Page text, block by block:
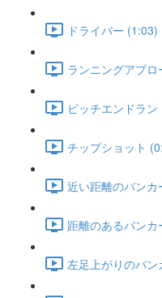
ドライバー (1:03)
ランニングアプ
ピッチエンドラン
チップショット
近い距離のバン
距離のあるバン
左足上がりのバ